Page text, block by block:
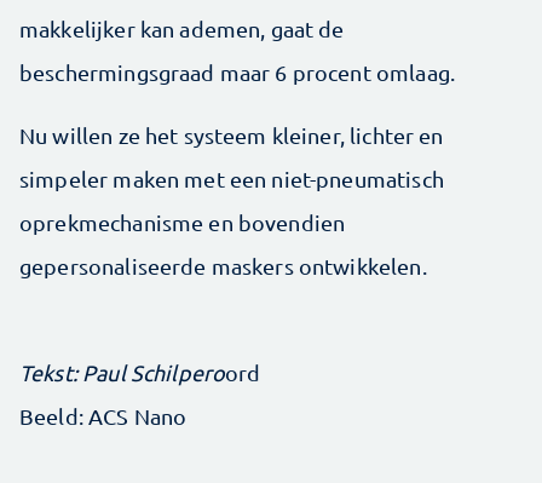
makkelijker kan ademen, gaat de
beschermingsgraad maar 6 procent omlaag.
Nu willen ze het systeem kleiner, lichter en
simpeler maken met een niet-pneumatisch
oprekmechanisme en bovendien
gepersonaliseerde maskers ontwikkelen.
Tekst: Paul Schilperoord
Beeld: ACS Nano